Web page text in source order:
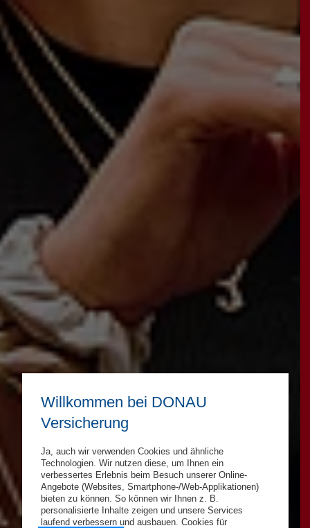
Willkommen bei DONAU
Versicherung
Ja, auch wir verwenden Cookies und ähnliche
Technologien. Wir nutzen diese, um Ihnen ein
verbessertes Erlebnis beim Besuch unserer Online-
Angebote (Websites, Smartphone-/Web-Applikationen)
bieten zu können. So können wir Ihnen z. B.
personalisierte Inhalte zeigen und unsere Services
laufend verbessern und ausbauen. Cookies für